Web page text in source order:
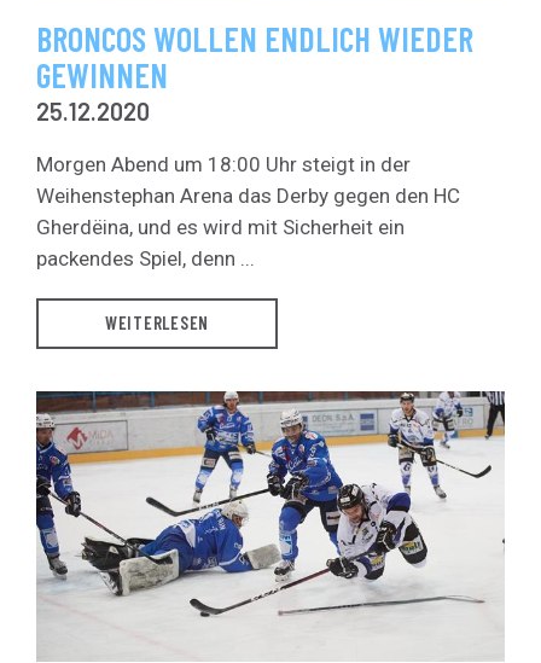
BRONCOS WOLLEN ENDLICH WIEDER
GEWINNEN
25.12.2020
Morgen Abend um 18:00 Uhr steigt in der
Weihenstephan Arena das Derby gegen den HC
Gherdëina, und es wird mit Sicherheit ein
packendes Spiel, denn ...
WEITERLESEN